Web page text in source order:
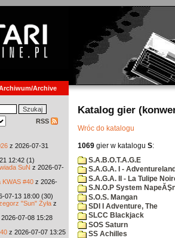
Archive
RSS
z 2026-07-31
12:42 (1)
SuN z 2026-07-
KWAS #40 z 2026-
07-13 18:00 (30)
"Sun" Żyła z
07-08 15:28
z 2026-07-07 13:25
Katalog gier
Wróc do katalogu
1069 gier w katalogu S:
S.A.B.O.T.A.G.E
S.A.G.A. I -
S.A.G.A. II - La Tulipe
S.N.O.P System
S.O.S. Mangan
SDI I Adventure, The
SLCC Blackjack
SOS Saturn
SS Achilles